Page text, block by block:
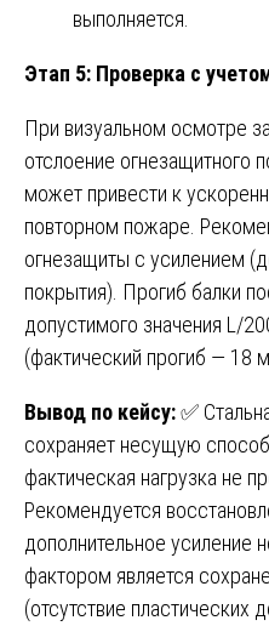
выполняется.
Этап 5: Проверка с
При визуальном осмотре
отслоение огнезащитного
может привести к
повторном пожаре.
огнезащиты с усилением
покрытия). Прогиб балки
допустимого значения L/
(фактический прогиб — 18
Вывод по кейсу:✅
сохраняет несущую
фактическая нагрузка не
Рекомендуется
дополнительное усиление
фактором является
(отсутствие пластических